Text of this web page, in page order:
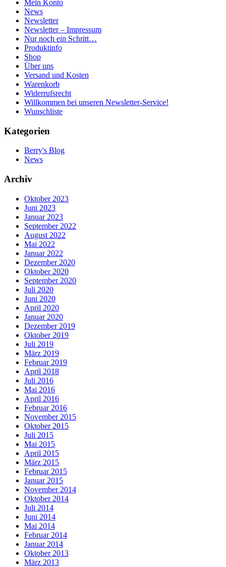
Mein Konto
News
Newsletter
Newsletter – Impressum
Nur noch ein Schritt…
Produktinfo
Shop
Über uns
Versand und Kosten
Warenkorb
Widerrufsrecht
Willkommen bei unseren Newsletter-Service!
Wunschliste
Kategorien
Berry's Blog
News
Archiv
Oktober 2023
Juni 2023
Januar 2023
September 2022
August 2022
Mai 2022
Januar 2022
Dezember 2020
Oktober 2020
September 2020
Juli 2020
Juni 2020
April 2020
Januar 2020
Dezember 2019
Oktober 2019
Juli 2019
März 2019
Februar 2019
April 2018
Juli 2016
Mai 2016
April 2016
Februar 2016
November 2015
Oktober 2015
Juli 2015
Mai 2015
April 2015
März 2015
Februar 2015
Januar 2015
November 2014
Oktober 2014
Juli 2014
Juni 2014
Mai 2014
Februar 2014
Januar 2014
Oktober 2013
März 2013